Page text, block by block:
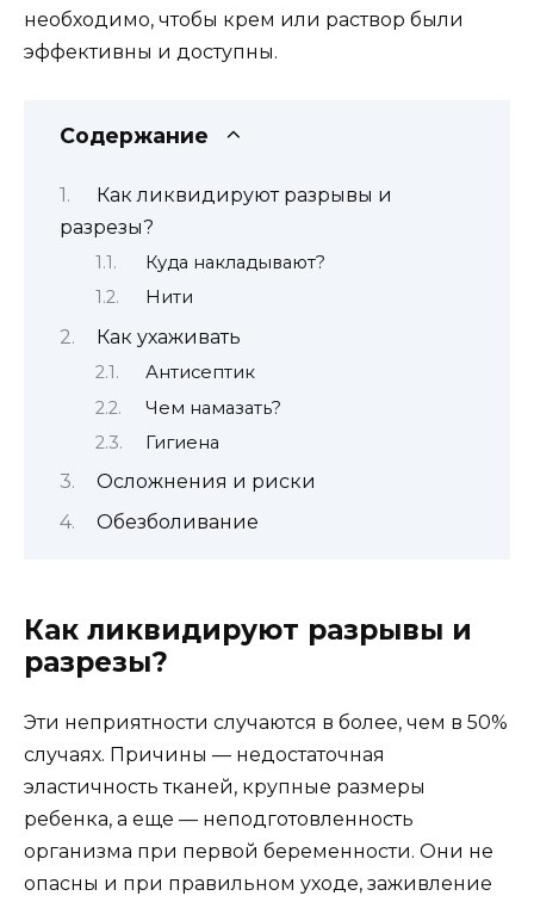
необходимо, чтобы крем или раствор были
эффективны и доступны.
Содержание
Как ликвидируют разрывы и
разрезы?
Куда накладывают?
Нити
Как ухаживать
Антисептик
Чем намазать?
Гигиена
Осложнения и риски
Обезболивание
Как ликвидируют разрывы и
разрезы?
Эти неприятности случаются в более, чем в 50%
случаях. Причины — недостаточная
эластичность тканей, крупные размеры
ребенка, а еще — неподготовленность
организма при первой беременности. Они не
опасны и при правильном уходе, заживление